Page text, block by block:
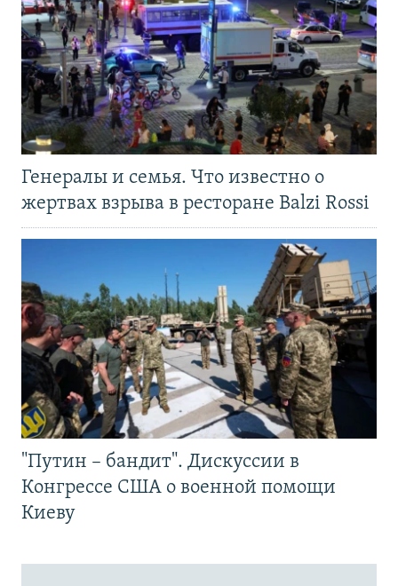
Генералы и семья. Что известно о
жертвах взрыва в ресторане Balzi Rossi
"Путин – бандит". Дискуссии в
Конгрессе США о военной помощи
Киеву